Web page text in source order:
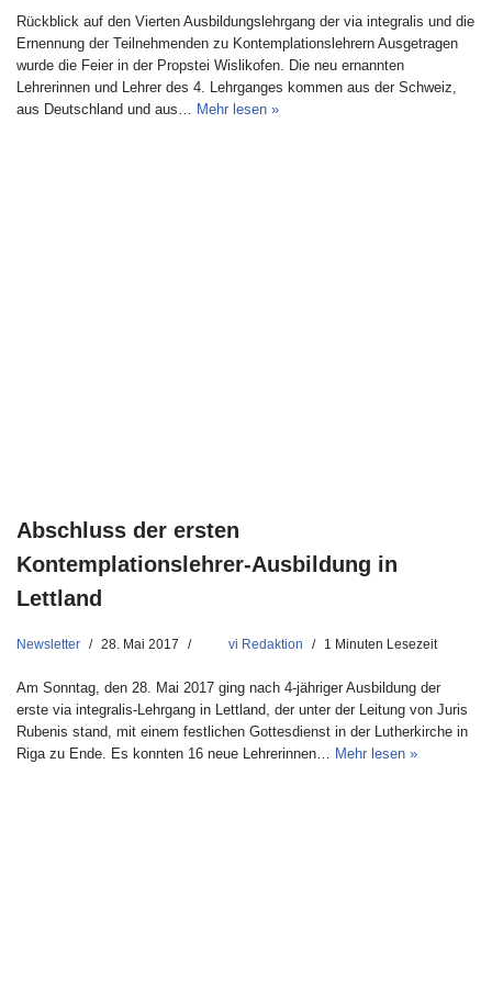
Rückblick auf den Vierten Ausbildungslehrgang der via integralis und die
Ernennung der Teilnehmenden zu Kontemplationslehrern Ausgetragen
wurde die Feier in der Propstei Wislikofen. Die neu ernannten
Lehrerinnen und Lehrer des 4. Lehrganges kommen aus der Schweiz,
aus Deutschland und aus… Mehr lesen »
Abschluss der ersten
Kontemplationslehrer-Ausbildung in
Lettland
Newsletter 28. Mai 2017 vi Redaktion 1 Minuten Lesezeit
Am Sonntag, den 28. Mai 2017 ging nach 4-jähriger Ausbildung der
erste via integralis-Lehrgang in Lettland, der unter der Leitung von Juris
Rubenis stand, mit einem festlichen Gottesdienst in der Lutherkirche in
Riga zu Ende. Es konnten 16 neue Lehrerinnen… Mehr lesen »